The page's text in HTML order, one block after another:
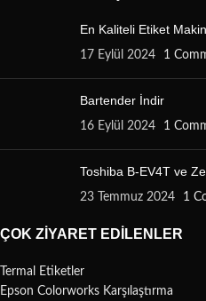
En Kaliteli Etiket
17 Eylül 2024 1
Bartender İndir
16 Eylül 2024 1
Toshiba B-EV4T ve
23 Temmuz 2024 1
ÇOK ZIYARET EDILENLER
Termal Etiketler
Epson Colorworks Karşılaştırma